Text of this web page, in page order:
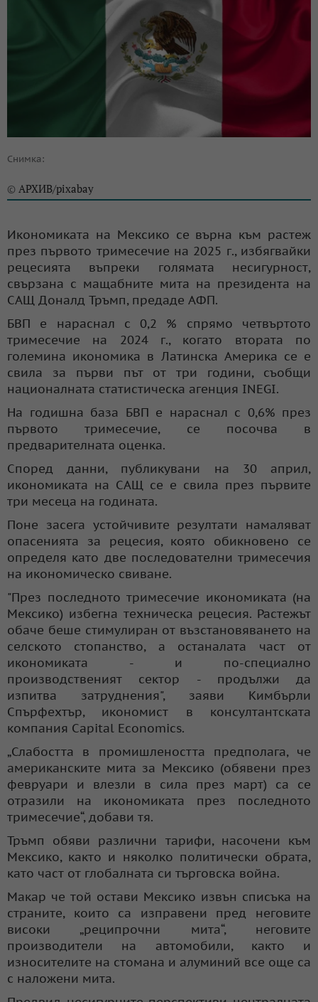
Снимка:
© АРХИВ/pixabay
Икономиката на Мексико се върна към растеж
през първото тримесечие на 2025 г., избягвайки
рецесията въпреки голямата несигурност,
свързана с мащабните мита на президента на
САЩ Доналд Тръмп, предаде АФП.
БВП е нараснал с 0,2 % спрямо четвъртото
тримесечие на 2024 г., когато втората по
големина икономика в Латинска Америка се е
свила за първи път от три години, съобщи
националната статистическа агенция INEGI.
На годишна база БВП е нараснал с 0,6% през
първото тримесечие, се посочва в
предварителната оценка.
Според данни, публикувани на 30 април,
икономиката на САЩ се е свила през първите
три месеца на годината.
Поне засега устойчивите резултати намаляват
опасенията за рецесия, която обикновено се
определя като две последователни тримесечия
на икономическо свиване.
"През последното тримесечие икономиката (на
Мексико) избегна техническа рецесия. Растежът
обаче беше стимулиран от възстановяването на
селското стопанство, а останалата част от
икономиката - и по-специално
производственият сектор - продължи да
изпитва затруднения", заяви Кимбърли
Спърфехтър, икономист в консултантската
компания Capital Economics.
„Слабостта в промишлеността предполага, че
американските мита за Мексико (обявени през
февруари и влезли в сила през март) са се
отразили на икономиката през последното
тримесечие“, добави тя.
Тръмп обяви различни тарифи, насочени към
Мексико, както и няколко политически обрата,
като част от глобалната си търговска война.
Макар че той остави Мексико извън списъка на
страните, които са изправени пред неговите
високи „реципрочни мита“, неговите
производители на автомобили, както и
износителите на стомана и алуминий все още са
с наложени мита.